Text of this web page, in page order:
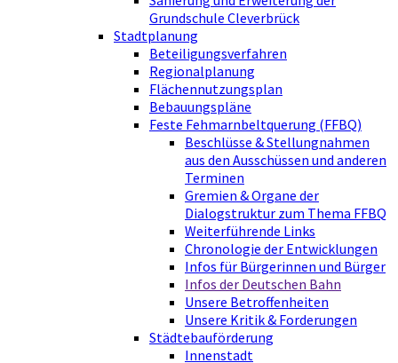
Grundschule Cleverbrück
Stadtplanung
Beteiligungsverfahren
Regionalplanung
Flächennutzungsplan
Bebauungspläne
Feste Fehmarnbeltquerung (FFBQ)
Beschlüsse & Stellungnahmen
aus den Ausschüssen und anderen
Terminen
Gremien & Organe der
Dialogstruktur zum Thema FFBQ
Weiterführende Links
Chronologie der Entwicklungen
Infos für Bürgerinnen und Bürger
Infos der Deutschen Bahn
Unsere Betroffenheiten
Unsere Kritik & Forderungen
Städtebauförderung
Innenstadt